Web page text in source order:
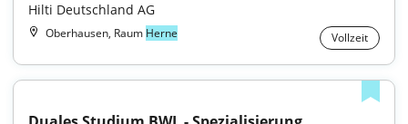
Hilti Deutschland AG
Oberhausen, Raum Herne Vollzeit